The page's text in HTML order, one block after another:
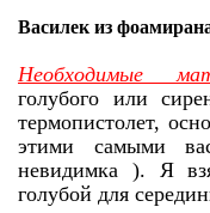
Василек из
Необходимые
голубого или
термопистолет,
этими самыми
невидимка ). Я
голубой для